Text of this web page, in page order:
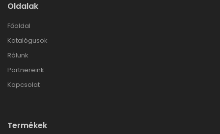
Oldalak
Főoldal
Katalógusok
Rólunk
Partnereink
Kapcsolat
Termékek